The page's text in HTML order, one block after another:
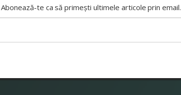
Abonează-te ca să primești ultimele articole prin email.